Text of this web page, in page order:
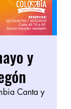
y
Canta y